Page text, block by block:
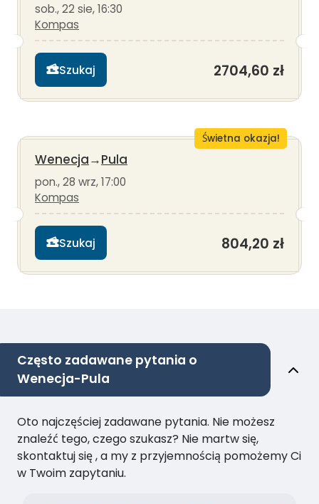
sob., 22 sie, 16:30
Kompas
Szukaj 2704,60 zł
Świetna okazja!
Wenecja→Pula
pon., 28 wrz, 17:00
Kompas
Szukaj 804,20 zł
Często zadawane pytania o
Wenecja-Pula
Oto najczęściej zadawane pytania. Nie możesz
znaleźć tego, czego szukasz? Nie martw się,
skontaktuj się , a my z przyjemnością pomożemy Ci
w Twoim zapytaniu.